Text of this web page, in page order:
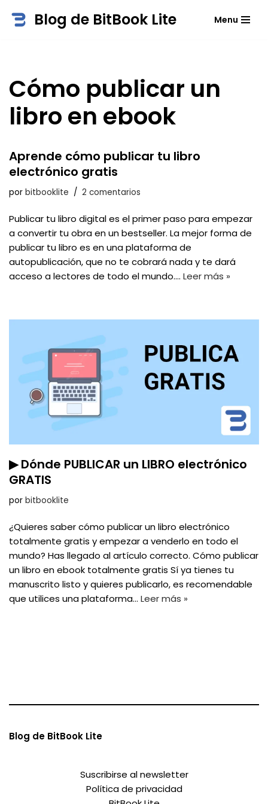
Blog de BitBook Lite Menu
Cómo publicar un
libro en ebook
Aprende cómo publicar tu libro
electrónico gratis
por bitbooklite 2 comentarios
Publicar tu libro digital es el primer paso para empezar
a convertir tu obra en un bestseller. La mejor forma de
publicar tu libro es en una plataforma de
autopublicación, que no te cobrará nada y te dará
acceso a lectores de todo el mundo.… Leer más »
▶ Dónde PUBLICAR un LIBRO electrónico
GRATIS
por bitbooklite
¿Quieres saber cómo publicar un libro electrónico
totalmente gratis y empezar a venderlo en todo el
mundo? Has llegado al artículo correcto. Cómo publicar
un libro en ebook totalmente gratis Sí ya tienes tu
manuscrito listo y quieres publicarlo, es recomendable
que utilices una plataforma… Leer más »
Blog de BitBook Lite
Suscribirse al newsletter
Política de privacidad